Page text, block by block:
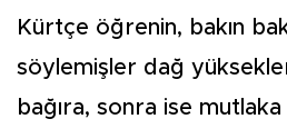
Kürtçe öğrenin, bakın
söylemişler dağ
bağıra, sonra ise